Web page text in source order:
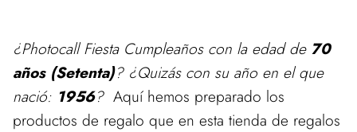
¿Photocall Fiesta Cumpleaños con la edad de 70
años (Setenta)? ¿Quizás con su año en el que
nació: 1956?Aquí hemos preparado los
productos de regalo que en esta tienda de regalos